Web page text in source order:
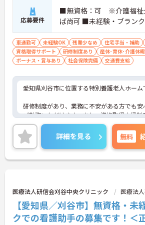
応募要件
■無資格：可 ※介護福祉
ば尚可 ■未経験・ブラン
車通勤可 未経験OK 残業少なめ 住宅手当・補助
資格取得サポート
研修制度あり
産休･育休･介護休
ボーナス・賞与あり
社会保険完備 交通費支給
愛知県刈谷市に位置する特別養護老人ホーム
研修制度があり、業務に不安がある方でも安
ご勤務いただけます。また、資格取得支援制
り、働きながらスキルアップが目指せる環境
ご興味をお持ちの方には詳細の情報や面接の
トをお伝えしますのでお気軽にお問い合わせ
いませ。
詳細を見る 無料
医療法人研信会刈谷中央クリニック 医療法
【愛知県／刈谷市】無資格・
クでの看護助手の募集です！＜